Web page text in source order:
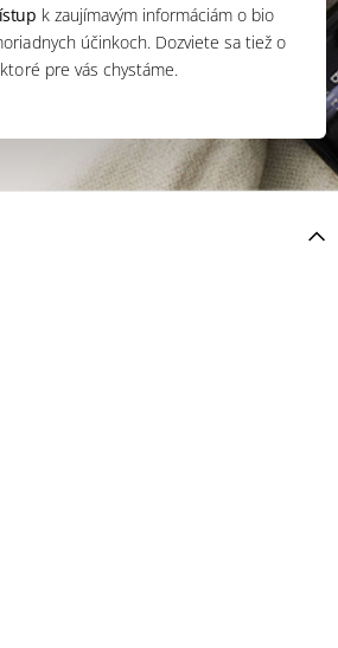
k zaujímavým informáciám o bio
účinkoch. Dozviete sa tiež o
pre vás chystáme.